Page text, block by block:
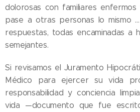
dolorosas con familiares
pase a otras personas lo mismo
respuestas, todas encaminadas a
semejantes.
Si revisamos el Juramento
Médico para ejercer su vida
responsabilidad y conciencia
vida ­­—documento que fue